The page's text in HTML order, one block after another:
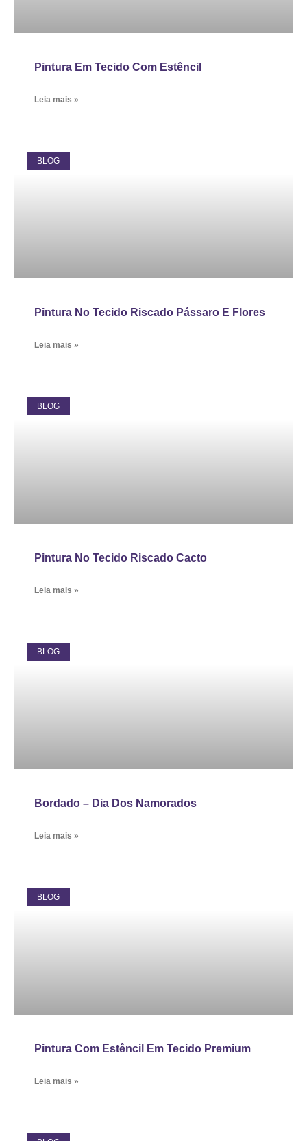
Pintura Em Tecido Com Estêncil
Leia mais »
BLOG
Pintura No Tecido Riscado Pássaro E Flores
Leia mais »
BLOG
Pintura No Tecido Riscado Cacto
Leia mais »
BLOG
Bordado – Dia Dos Namorados
Leia mais »
BLOG
Pintura Com Estêncil Em Tecido Premium
Leia mais »